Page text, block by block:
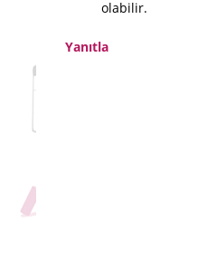
olabilir.
Yanıtla